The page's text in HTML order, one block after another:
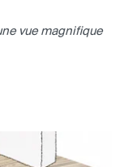
vue magnifique